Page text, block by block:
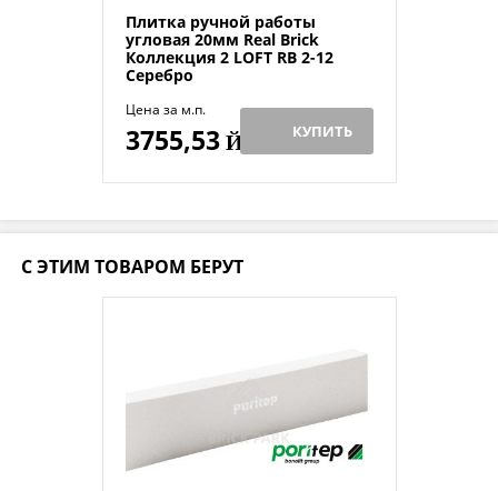
Плитка ручной работы
угловая 20мм Real Brick
Коллекция 2 LOFT RB 2-12
Серебро
Цена за м.п.
3755,53Й КУПИТЬ
С ЭТИМ ТОВАРОМ БЕРУТ